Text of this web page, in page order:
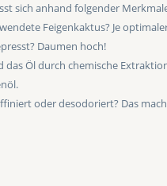
sich anhand folgender
Feigenkaktus? Je
Daumen hoch!
Öl durch chemische
oder desodoriert? Das